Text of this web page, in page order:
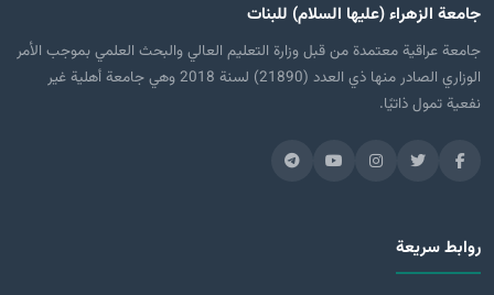
جامعة الزهراء (عليها السلام) للبنات
جامعة عراقية معتمدة من قبل وزارة التعليم العالي والبحث العلمي بموجب الأمر
الوزاري الصادر منها ذي العدد (21890) لسنة 2018 وهي جامعة أهلية غير
نفعية تمول ذاتيًا.
روابط سريعة